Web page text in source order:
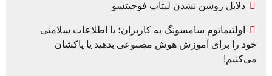
دلایل روشن نشدن لپتاپ فوجیتسو
اولتیماتوم سامسونگ به کاربران؛ یا اطلاعات سلامتی
خود را برای آموزش هوش مصنوعی بدهید یا پاکشان
می‌کنیم!